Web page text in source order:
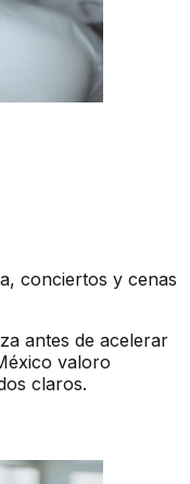
conciertos y cenas
antes de acelerar
valoro
claros.